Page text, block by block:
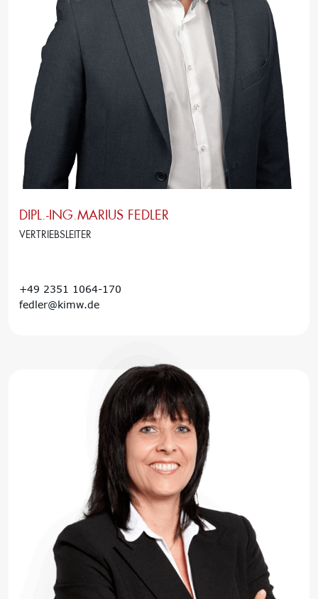
DIPL.-ING.MARIUS FEDLER
VERTRIEBSLEITER
+49 2351 1064-170
fedler@kimw.de